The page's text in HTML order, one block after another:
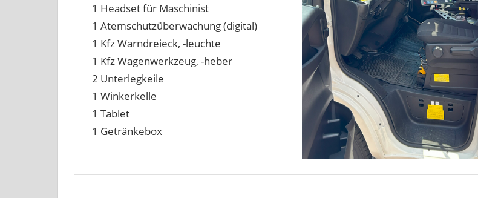
1 Headset für Maschinist
1 Atemschutzüberwachung (digital)
1 Kfz Warndreieck, -leuchte
1 Kfz Wagenwerkzeug, -heber
2 Unterlegkeile
1 Winkerkelle
1 Tablet
1 Getränkebox